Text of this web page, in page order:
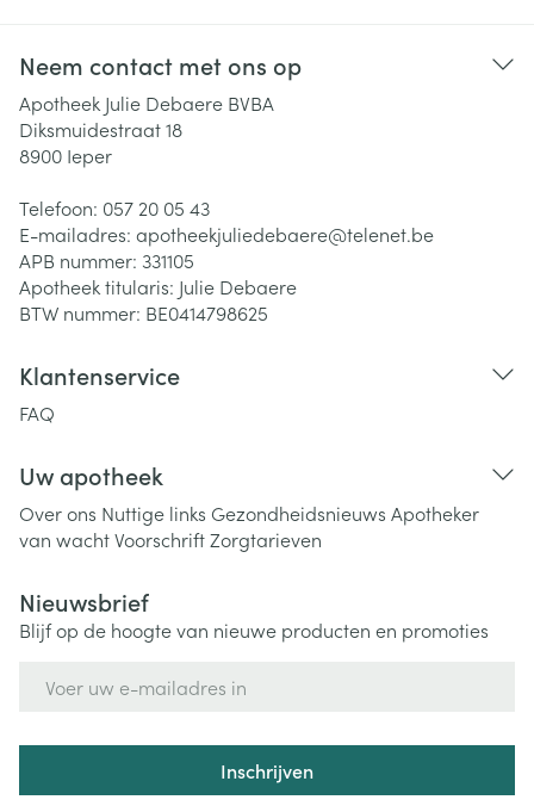
Neem contact met ons op
Apotheek Julie Debaere BVBA
Diksmuidestraat 18
8900 Ieper
Telefoon: 057 20 05 43
E-mailadres: apotheekjuliedebaere@telenet.be
APB nummer: 331105
Apotheek titularis: Julie Debaere
BTW nummer: BE0414798625
Klantenservice
FAQ
Uw apotheek
Over ons Nuttige links Gezondheidsnieuws Apotheker
van wachtVoorschriftZorgtarieven
Nieuwsbrief
Blijf op de hoogte van nieuwe producten en promoties
Inschrijven